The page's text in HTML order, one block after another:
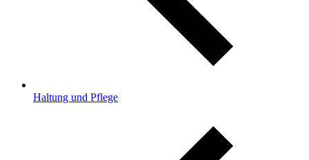
Haltung und Pflege